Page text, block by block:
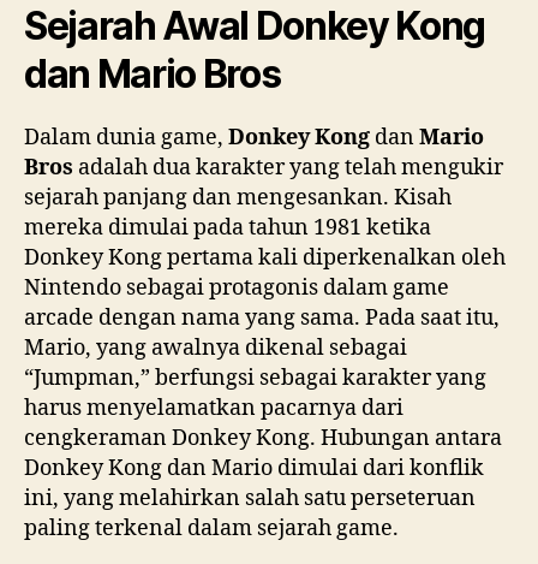
Sejarah Awal Donkey Kong
dan Mario Bros
Dalam dunia game, Donkey Kong danMario
Bros adalah dua karakter yang telah mengukir
sejarah panjang dan mengesankan. Kisah
mereka dimulai pada tahun 1981 ketika
Donkey Kong pertama kali diperkenalkan oleh
Nintendo sebagai protagonis dalam game
arcade dengan nama yang sama. Pada saat itu,
Mario, yang awalnya dikenal sebagai
“Jumpman,” berfungsi sebagai karakter yang
harus menyelamatkan pacarnya dari
cengkeraman Donkey Kong. Hubungan antara
Donkey Kong dan Mario dimulai dari konflik
ini, yang melahirkan salah satu perseteruan
paling terkenal dalam sejarah game.